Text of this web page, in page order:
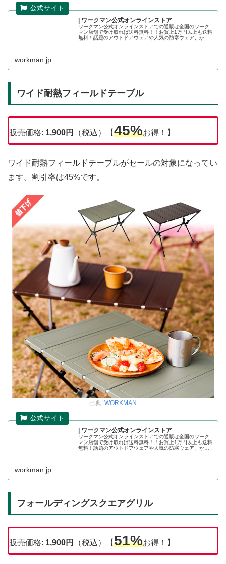
| ワークマン公式オンラインストア
ワークマン公式オンラインストアでの通販は全国のワーク
マン店舗で受け取れば送料無料！！お買上1万円以上も送料
無料！話題のアウトドアウェアや人気の防寒ウェア、かっ
workman.jp
ワイド耐熱フィールドテーブル
販売価格: 1,900円 （税込）【45%お得！】
ワイド耐熱フィールドテーブルがセールの対象になってい
ます。割引率は45%です。
出典: WORKMAN
| ワークマン公式オンラインストア
ワークマン公式オンラインストアでの通販は全国のワーク
マン店舗で受け取れば送料無料！！お買上1万円以上も送料
無料！話題のアウトドアウェアや人気の防寒ウェア、かっ
workman.jp
フォールディングスクエアグリル
販売価格: 1,900円 （税込）【51%お得！】